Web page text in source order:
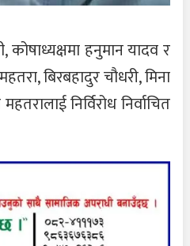
कोषाध्यक्षमा हनुमान यादव र
बिरबहादुर चौधरी, मिना
निर्विरोध निर्वाचित